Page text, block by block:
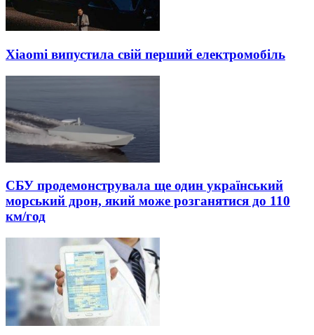
Xiaomi випустила свій перший електромобіль
СБУ продемонструвала ще один український
морський дрон, який може розганятися до 110
км/год